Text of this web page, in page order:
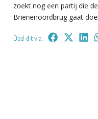
zoekt nog een partij die
Brienenoordbrug gaat
Deel dit via: